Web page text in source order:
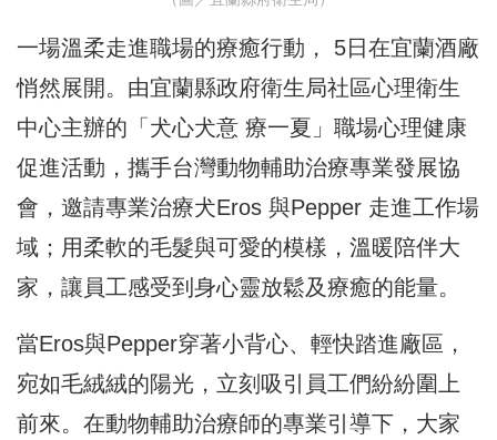
一場溫柔走進職場的療癒行動， 5日在宜蘭酒廠
悄然展開。由宜蘭縣政府衛生局社區心理衛生
中心主辦的「犬心犬意 療一夏」職場心理健康
促進活動，攜手台灣動物輔助治療專業發展協
會，邀請專業治療犬Eros 與Pepper 走進工作場
域；用柔軟的毛髮與可愛的模樣，溫暖陪伴大
家，讓員工感受到身心靈放鬆及療癒的能量。
當Eros與Pepper穿著小背心、輕快踏進廠區，
宛如毛絨絨的陽光，立刻吸引員工們紛紛圍上
前來。在動物輔助治療師的專業引導下，大家